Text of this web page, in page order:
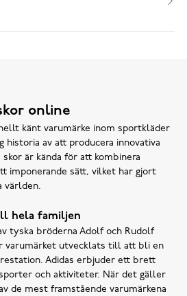
online
känt varumärke inom sportkläder
historia av att producera innovativa
är kända för att kombinera
imponerande sätt, vilket har gjort
världen.
hela familjen
tyska bröderna Adolf och Rudolf
varumärket utvecklats till att bli en
Adidas erbjuder ett brett
och aktiviteter. När det gäller
de mest framstående varumärkena